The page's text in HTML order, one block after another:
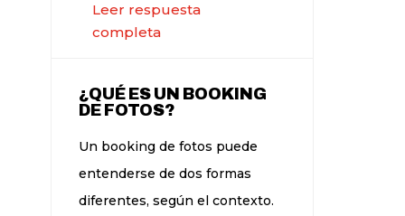
Leer respuesta
completa
¿QUÉ ES UN BOOKING
DE FOTOS?
Un booking de fotos puede
entenderse de dos formas
diferentes, según el contexto.